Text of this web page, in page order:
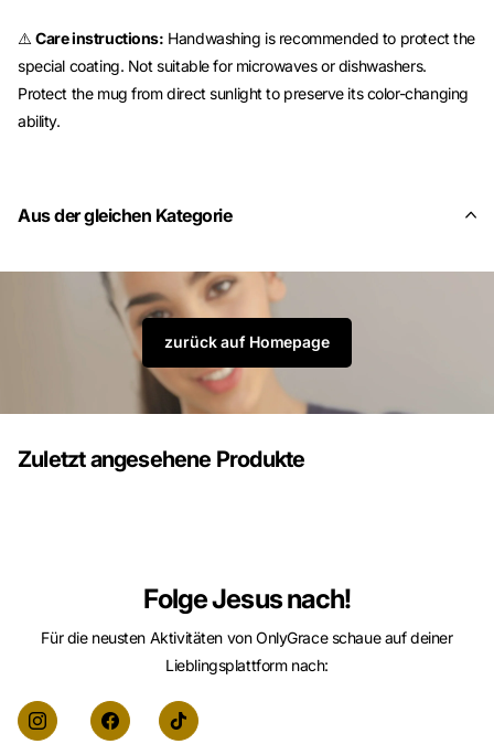
⚠️Care instructions: Handwashing is recommended to protect the
special coating. Not suitable for microwaves or dishwashers.
Protect the mug from direct sunlight to preserve its color-changing
ability.
Aus der gleichen Kategorie
zurück auf Homepage
Zuletzt angesehene Produkte
Folge Jesus nach!
Für die neusten Aktivitäten von OnlyGrace schaue auf deiner
Lieblingsplattform nach: